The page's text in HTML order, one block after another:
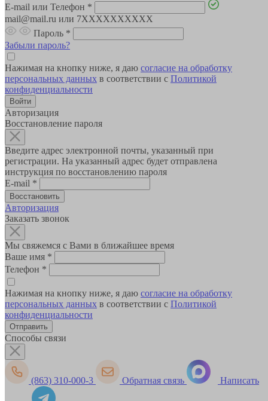
E-mail или Телефон *
mail@mail.ru или 7XXXXXXXXXX
Пароль *
Забыли пароль?
Нажимая на кнопку ниже, я даю согласие на обработку
персональных данных в соответствии с Политикой
конфиденциальности
Авторизация
Восстановление пароля
Введите адрес электронной почты, указанный при
регистрации. На указанный адрес будет отправлена
инструкция по восстановлению пароля
E-mail *
Авторизация
Заказать звонок
Мы свяжемся с Вами в ближайшее время
Ваше имя *
Телефон *
Нажимая на кнопку ниже, я даю согласие на обработку
персональных данных в соответствии с Политикой
конфиденциальности
Способы связи
(863) 310-000-3 Обратная связь Написать